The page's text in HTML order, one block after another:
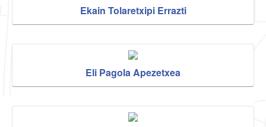
Ekain Tolaretxipi Errazti
Eli Pagola Apezetxea